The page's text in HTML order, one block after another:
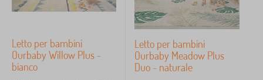
Letto per bambini
Ourbaby Willow Plus -
bianco
Letto per bambini
Ourbaby Meadow Plus
Duo - naturale